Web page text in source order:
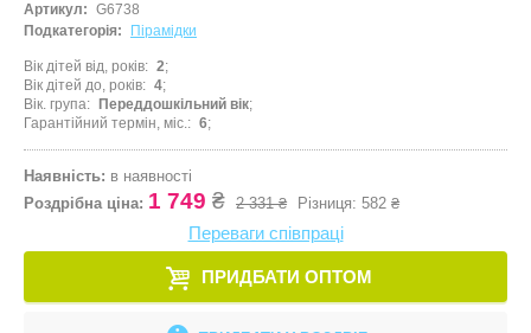
Артикул: G6738
Подкатегорія:
Пірамідки
Вік дітей від, років
2
Вік дітей до, років
4
Вік. група
Переддошкільний вік
Гарантійний термін, міс.
6
Наявність: в наявності
Роздрібна ціна: 1 749 ₴ 2 331 ₴ Різниця: 582 ₴
Переваги співпраці
ПРИДБАТИ ОПТОМ